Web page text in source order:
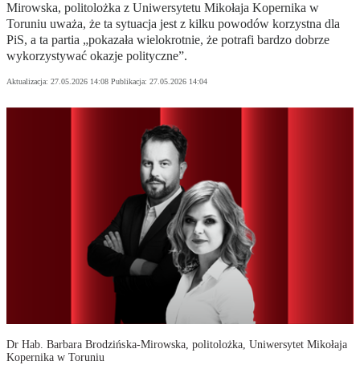
Mirowska, politolożka z Uniwersytetu Mikołaja Kopernika w
Toruniu uważa, że ta sytuacja jest z kilku powodów korzystna dla
PiS, a ta partia „pokazała wielokrotnie, że potrafi bardzo dobrze
wykorzystywać okazje polityczne”.
Aktualizacja: 27.05.2026 14:08 Publikacja: 27.05.2026 14:04
Dr Hab. Barbara Brodzińska-Mirowska, politolożka, Uniwersytet Mikołaja
Kopernika w Toruniu